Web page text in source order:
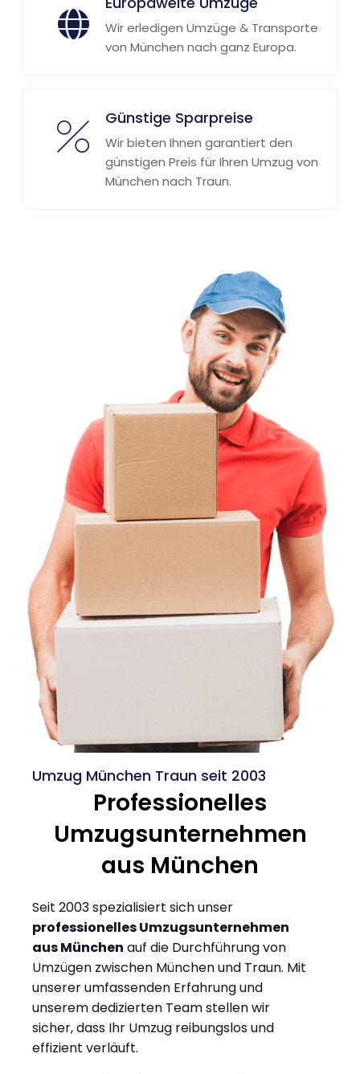
Wir erledigen Umzüge & Transporte
von München nach ganz Europa.
Günstige Sparpreise
Wir bieten Ihnen garantiert den
günstigen Preis für Ihren Umzug von
München nach Traun.
Umzug München Traun seit 2003
Professionelles
Umzugsunternehmen
aus München
Seit 2003 spezialisiert sich unser
professionelles Umzugsunternehmen
aus München auf die Durchführung von
Umzügen zwischen München und Traun. Mit
unserer umfassenden Erfahrung und
unserem dedizierten Team stellen wir
sicher, dass Ihr Umzug reibungslos und
effizient verläuft.